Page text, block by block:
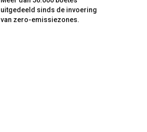
uitgedeeld sinds de invoering
van zero-emissiezones.